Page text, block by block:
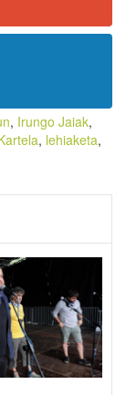
, Irungo Jaiak,
, lehiaketa,